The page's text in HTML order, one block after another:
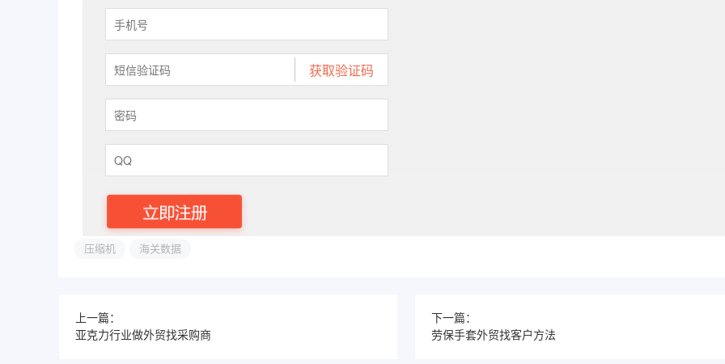
压缩机 海关数据
上一篇：
亚克力行业做外贸找采购商
下一篇：
劳保手套外贸找客户方法